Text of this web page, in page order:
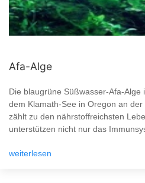
Afa-Alge
Die blaugrüne Süßwasser-Afa-
dem Klamath-See in Oregon an
zählt zu den nährstoffreichsten
unterstützen nicht nur das
weiterlesen